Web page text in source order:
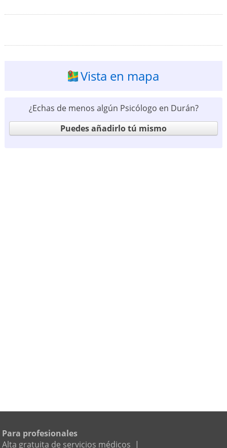
Vista en mapa
¿Echas de menos algún Psicólogo en Durán?
Puedes añadirlo tú mismo
Para profesionales
Alta gratuita de servicios médicos |